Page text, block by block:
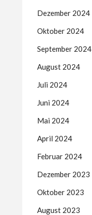
Dezember 2024
Oktober 2024
September 2024
August 2024
Juli 2024
Juni 2024
Mai 2024
April 2024
Februar 2024
Dezember 2023
Oktober 2023
August 2023